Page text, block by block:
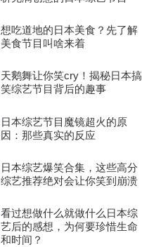
想吃道地的日本美食？先了解
美食节目叫啥来着
天鹅舞让你笑cry！揭秘日本搞
笑综艺节目背后的趣事
日本综艺节目魔镜超火的原
因：那些真实的反应
日本综艺爆笑合集，这些高分
综艺推荐绝对会让你笑到崩溃
看过想做什么就做什么日本综
艺后的感想，为何要珍惜生命
和时间？